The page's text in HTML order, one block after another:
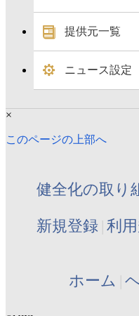
提供元一覧
ニュース設定
×
このページの上部へ
健全化の取り
新規登録 利
ホーム